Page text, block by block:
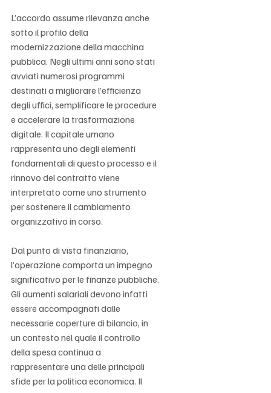
L’accordo assume rilevanza anche
sotto il profilo della
modernizzazione della macchina
pubblica. Negli ultimi anni sono stati
avviati numerosi programmi
destinati a migliorare l’efficienza
degli uffici, semplificare le procedure
e accelerare la trasformazione
digitale. Il capitale umano
rappresenta uno degli elementi
fondamentali di questo processo e il
rinnovo del contratto viene
interpretato come uno strumento
per sostenere il cambiamento
organizzativo in corso.
Dal punto di vista finanziario,
l’operazione comporta un impegno
significativo per le finanze pubbliche.
Gli aumenti salariali devono infatti
essere accompagnati dalle
necessarie coperture di bilancio, in
un contesto nel quale il controllo
della spesa continua a
rappresentare una delle principali
sfide per la politica economica. Il